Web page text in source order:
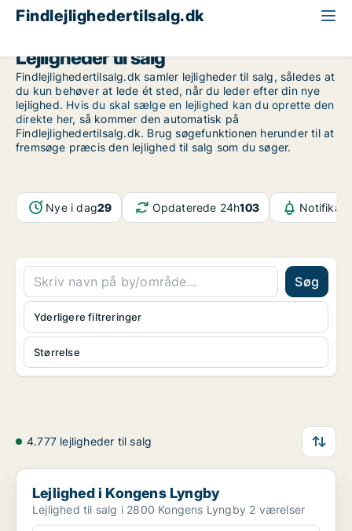
Findlejlighedertilsalg.dk
Lejligheder til salg
Findlejlighedertilsalg.dk samler lejligheder til salg, således at
du kun behøver at lede ét sted, når du leder efter din nye
lejlighed. Hvis du skal sælge en lejlighed kan du oprette den
direkte her, så kommer den automatisk på
Findlejlighedertilsalg.dk. Brug søgefunktionen herunder til at
fremsøge præcis den lejlighed til salg som du søger.
Nye i dag29 Opdaterede 24h103
Søg
Størrelse
Yderligere filtreringer
4.777 lejligheder til salg
Lejlighed i Kongens Lyngby
Lejlighed i Kongens Lyngby
Lejlighed til salg i 2800 Kongens Lyngby 2 værelser